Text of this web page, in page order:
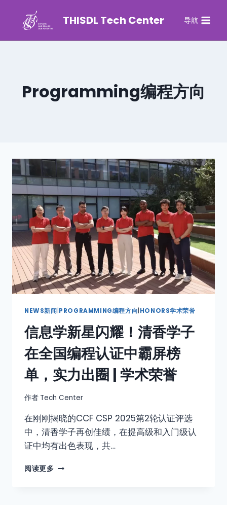
THISDL Tech Center 导航
Programming编程方向
NEWS新闻 PROGRAMMING编程方向 HONORS学术荣誉
信息学新星闪耀！清香学子
在全国编程认证中霸屏榜
单，实力出圈 | 学术荣誉
作者 Tech Center
在刚刚揭晓的CCF CSP 2025第2轮认证评选
中，清香学子再创佳绩，在提高级和入门级认
证中均有出色表现，共…
阅读更多